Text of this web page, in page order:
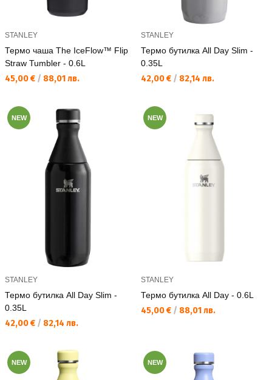
STANLEY
Термо чаша The IceFlow™ Flip
Straw Tumbler - 0.6L
Текуща цена:
45,00 € / 88,01 лв.
STANLEY
Термо бутилка All Day Slim -
0.35L
Текуща цена:
42,00 € / 82,14 лв.
NEW
STANLEY
Термо бутилка All Day Slim -
0.35L
Текуща цена:
42,00 € / 82,14 лв.
NEW
STANLEY
Термо бутилка All Day - 0.6L
Текуща цена:
45,00 € / 88,01 лв.
NEW NEW